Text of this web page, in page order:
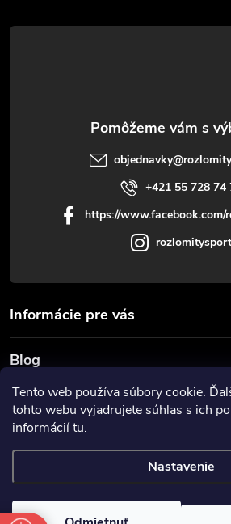
Tento web používa súbory cookie.
tohto webu vyjadrujete súhlas s ich
informáciítu.
Nastavenie
t
objednavky@
+421 55 728 74
https://www.facebook.com/
rozlomitysport
Informácie pre vás
Blog
Prijímame online platby
Rozlomitysport.